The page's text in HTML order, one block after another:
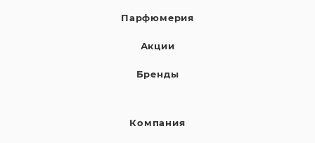
Парфюмерия
Акции
Бренды
Компания